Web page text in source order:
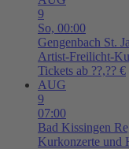
9
So, 00:00
Gengenbach St.
Artist-Freilicht-
Tickets ab ??,?? €
AUG
9
07:00
Bad Kissingen
Kurkonzerte und